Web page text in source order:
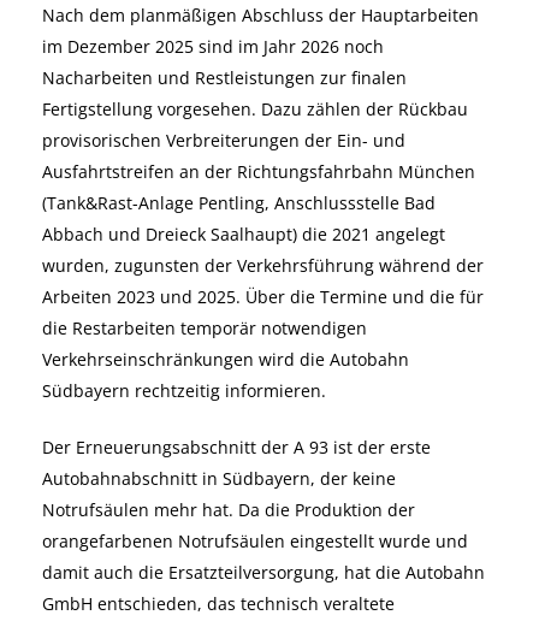
Nach dem planmäßigen Abschluss der Hauptarbeiten
im Dezember 2025 sind im Jahr 2026 noch
Nacharbeiten und Restleistungen zur finalen
Fertigstellung vorgesehen. Dazu zählen der Rückbau
provisorischen Verbreiterungen der Ein- und
Ausfahrtstreifen an der Richtungsfahrbahn München
(Tank&Rast-Anlage Pentling, Anschlussstelle Bad
Abbach und Dreieck Saalhaupt) die 2021 angelegt
wurden, zugunsten der Verkehrsführung während der
Arbeiten 2023 und 2025. Über die Termine und die für
die Restarbeiten temporär notwendigen
Verkehrseinschränkungen wird die Autobahn
Südbayern rechtzeitig informieren.
Der Erneuerungsabschnitt der A 93 ist der erste
Autobahnabschnitt in Südbayern, der keine
Notrufsäulen mehr hat. Da die Produktion der
orangefarbenen Notrufsäulen eingestellt wurde und
damit auch die Ersatzteilversorgung, hat die Autobahn
GmbH entschieden, das technisch veraltete